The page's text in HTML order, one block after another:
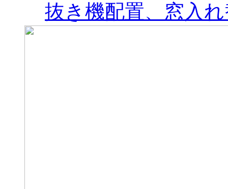
抜き機配置、窓入